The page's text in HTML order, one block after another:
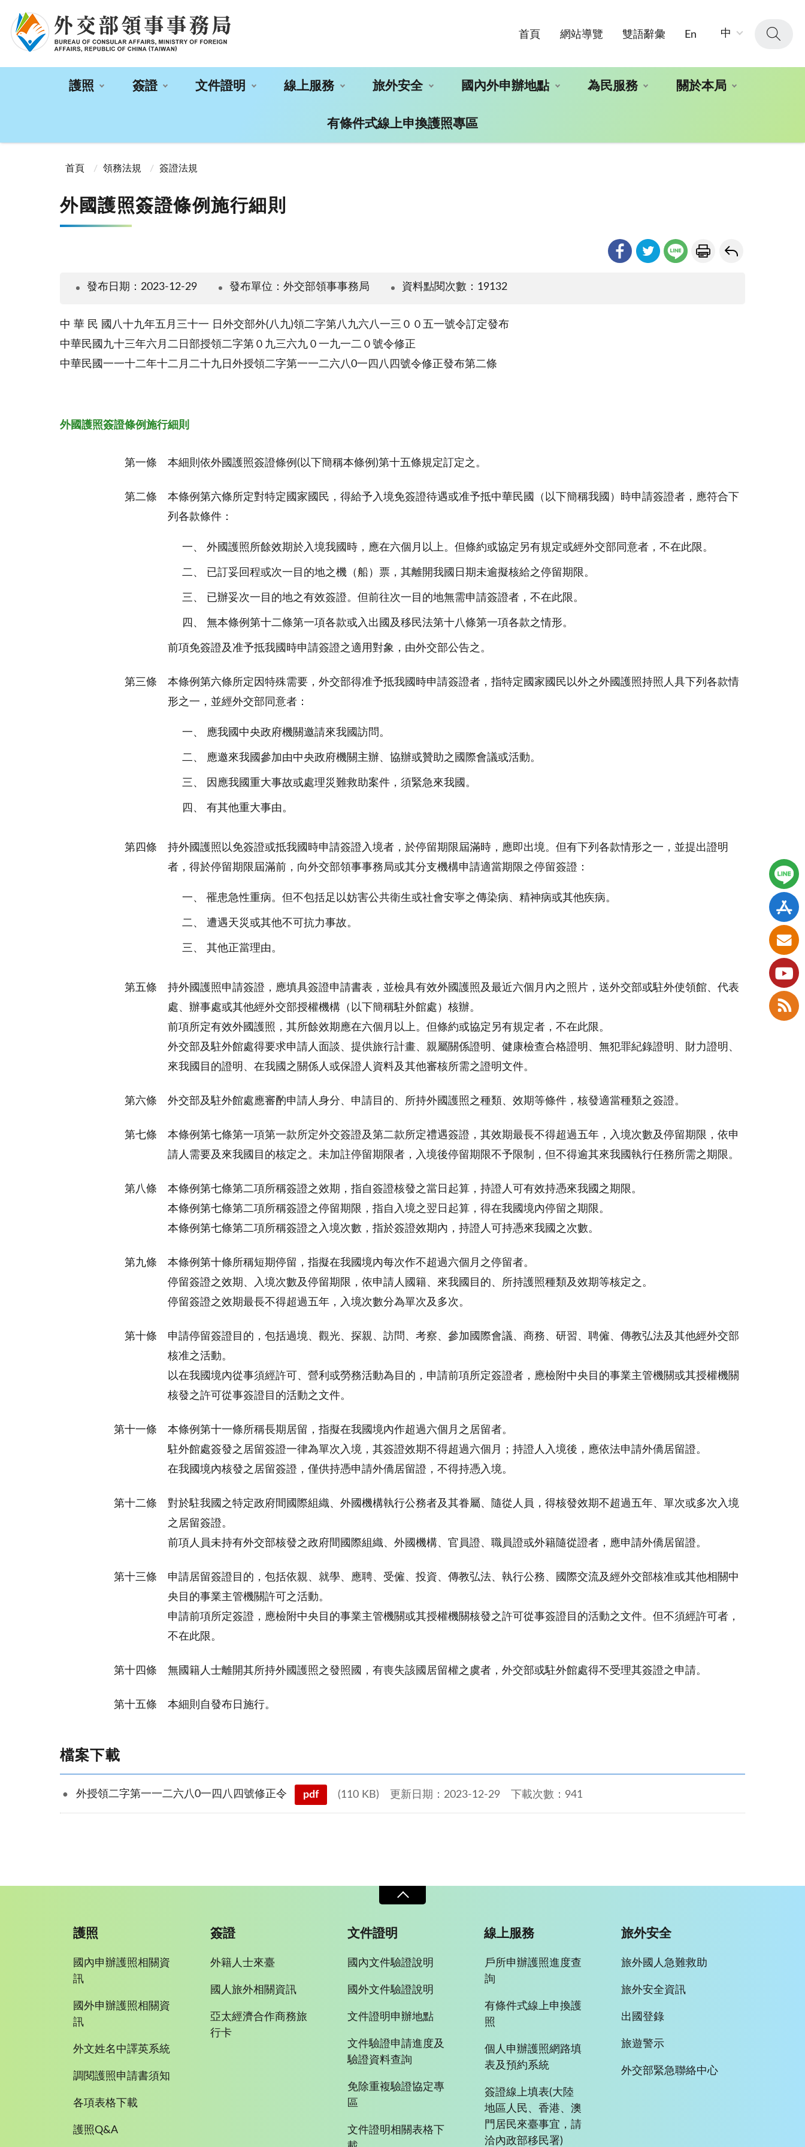
首頁 網站導覽 雙語辭彙 En 中
護照 簽證 文件證明 線上服務 旅外安全 國內外申辦地點 為民服務 關於本局
有條件式線上申換護照專區
首頁
領務法規 簽證法規
外國護照簽證條例施行細則
發布日期：2023-12-29 發布單位：外交部領事事務局 資料點閱次數：19132
中 華 民 國八十九年五月三十一 日外交部外(八九)領二字第八九六八一三００五一號令訂定發布
中華民國九十三年六月二日部授領二字第０九三六九０一九一二０號令修正
中華民國一一十二年十二月二十九日外授領二字第一一二六八0一四八四號令修正發布第二條
外國護照簽證條例施行細則
第一條 本細則依外國護照簽證條例(以下簡稱本條例)第十五條規定訂定之。
第二條
本條例第六條所定對特定國家國民，得給予入境免簽證待遇或准予抵中華民國（以下簡稱我國）時申請簽證者，應符合下
列各款條件：
外國護照所餘效期於入境我國時，應在六個月以上。但條約或協定另有規定或經外交部同意者，不在此限。
已訂妥回程或次一目的地之機（船）票，其離開我國日期未逾擬核給之停留期限。
已辦妥次一目的地之有效簽證。但前往次一目的地無需申請簽證者，不在此限。
無本條例第十二條第一項各款或入出國及移民法第十八條第一項各款之情形。
前項免簽證及准予抵我國時申請簽證之適用對象，由外交部公告之。
第三條
本條例第六條所定因特殊需要，外交部得准予抵我國時申請簽證者，指特定國家國民以外之外國護照持照人具下列各款情
形之一，並經外交部同意者：
應我國中央政府機關邀請來我國訪問。
應邀來我國參加由中央政府機關主辦、協辦或贊助之國際會議或活動。
因應我國重大事故或處理災難救助案件，須緊急來我國。
有其他重大事由。
第四條
持外國護照以免簽證或抵我國時申請簽證入境者，於停留期限屆滿時，應即出境。但有下列各款情形之一，並提出證明
者，得於停留期限屆滿前，向外交部領事事務局或其分支機構申請適當期限之停留簽證：
罹患急性重病。但不包括足以妨害公共衛生或社會安寧之傳染病、精神病或其他疾病。
遭遇天災或其他不可抗力事故。
其他正當理由。
第五條
持外國護照申請簽證，應填具簽證申請書表，並檢具有效外國護照及最近六個月內之照片，送外交部或駐外使領館、代表
處、辦事處或其他經外交部授權機構（以下簡稱駐外館處）核辦。
前項所定有效外國護照，其所餘效期應在六個月以上。但條約或協定另有規定者，不在此限。
外交部及駐外館處得要求申請人面談、提供旅行計畫、親屬關係證明、健康檢查合格證明、無犯罪紀錄證明、財力證明、
來我國目的證明、在我國之關係人或保證人資料及其他審核所需之證明文件。
第六條 外交部及駐外館處應審酌申請人身分、申請目的、所持外國護照之種類、效期等條件，核發適當種類之簽證。
第七條
本條例第七條第一項第一款所定外交簽證及第二款所定禮遇簽證，其效期最長不得超過五年，入境次數及停留期限，依申
請人需要及來我國目的核定之。未加註停留期限者，入境後停留期限不予限制，但不得逾其來我國執行任務所需之期限。
第八條
本條例第七條第二項所稱簽證之效期，指自簽證核發之當日起算，持證人可有效持憑來我國之期限。
本條例第七條第二項所稱簽證之停留期限，指自入境之翌日起算，得在我國境內停留之期限。
本條例第七條第二項所稱簽證之入境次數，指於簽證效期內，持證人可持憑來我國之次數。
第九條
本條例第十條所稱短期停留，指擬在我國境內每次作不超過六個月之停留者。
停留簽證之效期、入境次數及停留期限，依申請人國籍、來我國目的、所持護照種類及效期等核定之。
停留簽證之效期最長不得超過五年，入境次數分為單次及多次。
第十條
申請停留簽證目的，包括過境、觀光、探親、訪問、考察、參加國際會議、商務、研習、聘僱、傳教弘法及其他經外交部
核准之活動。
以在我國境內從事須經許可、營利或勞務活動為目的，申請前項所定簽證者，應檢附中央目的事業主管機關或其授權機關
核發之許可從事簽證目的活動之文件。
第十一條
本條例第十一條所稱長期居留，指擬在我國境內作超過六個月之居留者。
駐外館處簽發之居留簽證一律為單次入境，其簽證效期不得超過六個月；持證人入境後，應依法申請外僑居留證。
在我國境內核發之居留簽證，僅供持憑申請外僑居留證，不得持憑入境。
第十二條
對於駐我國之特定政府間國際組織、外國機構執行公務者及其眷屬、隨從人員，得核發效期不超過五年、單次或多次入境
之居留簽證。
前項人員未持有外交部核發之政府間國際組織、外國機構、官員證、職員證或外籍隨從證者，應申請外僑居留證。
第十三條
申請居留簽證目的，包括依親、就學、應聘、受僱、投資、傳教弘法、執行公務、國際交流及經外交部核准或其他相關中
央目的事業主管機關許可之活動。
申請前項所定簽證，應檢附中央目的事業主管機關或其授權機關核發之許可從事簽證目的活動之文件。但不須經許可者，
不在此限。
第十四條 無國籍人士離開其所持外國護照之發照國，有喪失該國居留權之虞者，外交部或駐外館處得不受理其簽證之申請。
第十五條 本細則自發布日施行。
檔案下載
外授領二字第一一二六八0一四八四號修正令 pdf (110 KB) 更新日期：2023-12-29 下載次數：941
護照
國內申辦護照相關資
訊
國外申辦護照相關資
訊
外文姓名中譯英系統
調閱護照申請書須知
各項表格下載
護照Q&A
簽證
外籍人士來臺
國人旅外相關資訊
亞太經濟合作商務旅
行卡
文件證明
國內文件驗證說明
國外文件驗證說明
文件證明申辦地點
文件驗證申請進度及
驗證資料查詢
免除重複驗證協定專
區
文件證明相關表格下
線上服務
戶所申辦護照進度查
詢
有條件式線上申換護
照
個人申辦護照網路填
表及預約系統
簽證線上填表(大陸
地區人民、香港、澳
門居民來臺事宜，請
洽內政部移民署)
旅外安全
旅外國人急難救助
旅外安全資訊
出國登錄
旅遊警示
外交部緊急聯絡中心